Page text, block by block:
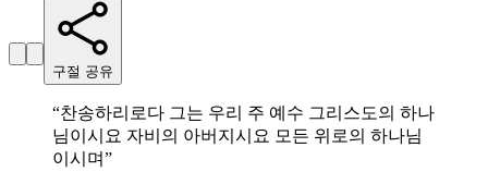
구절 공유
“찬송하리로다 그는 우리 주 예수 그리스도의 하나
님이시요 자비의 아버지시요 모든 위로의 하나님
이시며”